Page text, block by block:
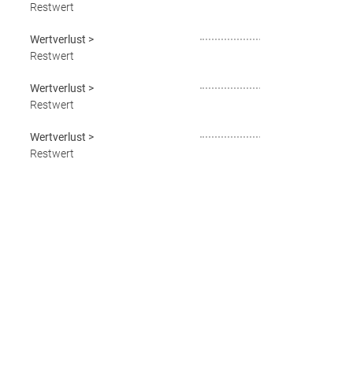
Restwert
Wertverlust >
Restwert
Wertverlust >
Restwert
Wertverlust >
Restwert